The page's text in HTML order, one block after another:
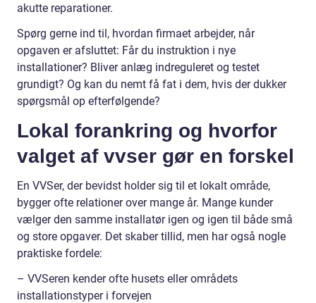
akutte reparationer.
Spørg gerne ind til, hvordan firmaet arbejder, når
opgaven er afsluttet: Får du instruktion i nye
installationer? Bliver anlæg indreguleret og testet
grundigt? Og kan du nemt få fat i dem, hvis der dukker
spørgsmål op efterfølgende?
Lokal forankring og hvorfor
valget af vvser gør en forskel
En VVSer, der bevidst holder sig til et lokalt område,
bygger ofte relationer over mange år. Mange kunder
vælger den samme installatør igen og igen til både små
og store opgaver. Det skaber tillid, men har også nogle
praktiske fordele:
– VVSeren kender ofte husets eller områdets
installationstyper i forvejen